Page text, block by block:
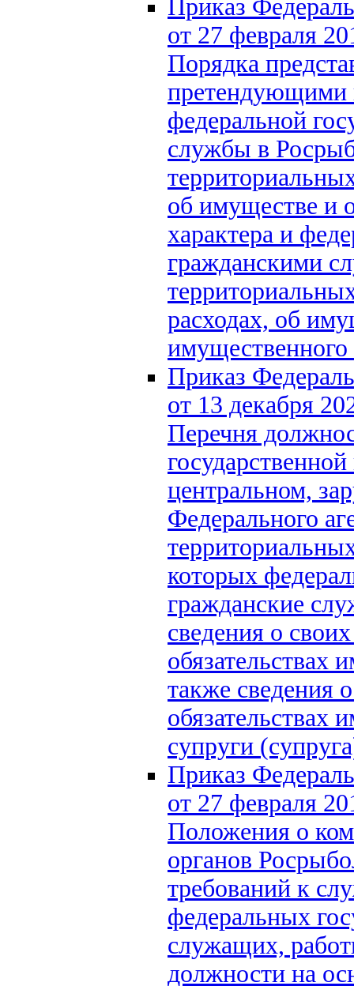
Приказ
от 27 февраля
Порядка
претендующими
федеральной
службы в
об имуществе и
характера и
гражданскими
расходах, об
имущественного
Приказ
от 13 декабря
Перечня
центральном,
Федерального
которых
гражданские
сведения о
обязательствах
также сведения
обязательствах
супруги
Приказ
от 27 февраля
Положения о
органов
требований к
федеральных
служащих,
должности на